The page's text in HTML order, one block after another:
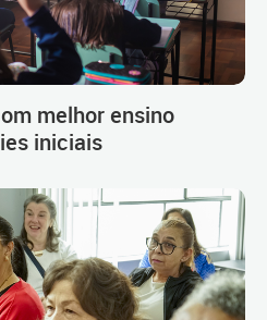
melhor ensino
iniciais